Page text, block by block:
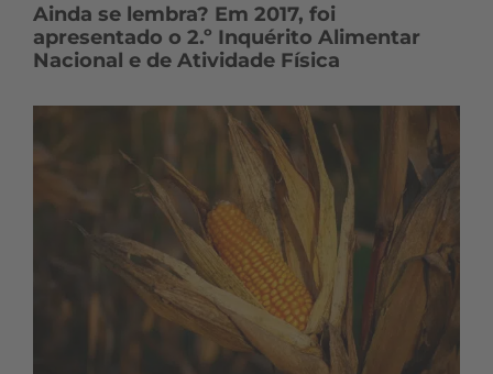
Ainda se lembra? Em 2017, foi
apresentado o 2.º Inquérito Alimentar
Nacional e de Atividade Física